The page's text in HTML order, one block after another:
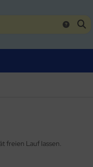
freien Lauf lassen.